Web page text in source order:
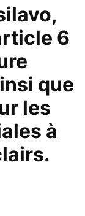
6
que
les
à